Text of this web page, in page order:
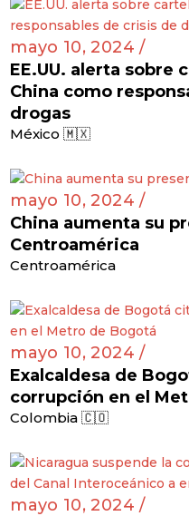
mayo 10, 2024 /
EE.UU. alerta sobre
China como
drogas
México 🇲🇽
mayo 10, 2024 /
China aumenta su
Centroamérica
Centroamérica
mayo 10, 2024 /
Exalcaldesa de
corrupción en el
Colombia 🇨🇴
mayo 10, 2024 /